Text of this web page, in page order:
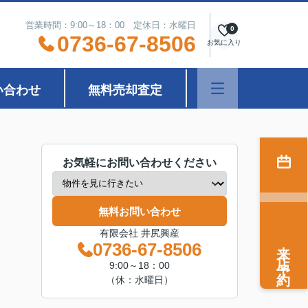
営業時間：9:00～18：00 定休日：水曜日
0736-67-8506 お気に入り
0
合わせ 無料売却査定
お気軽にお問い合わせください
無料お問い合わせ
有限会社 井尻興産
0736-67-8506
9:00～18：00
（休：水曜日）
来店予約